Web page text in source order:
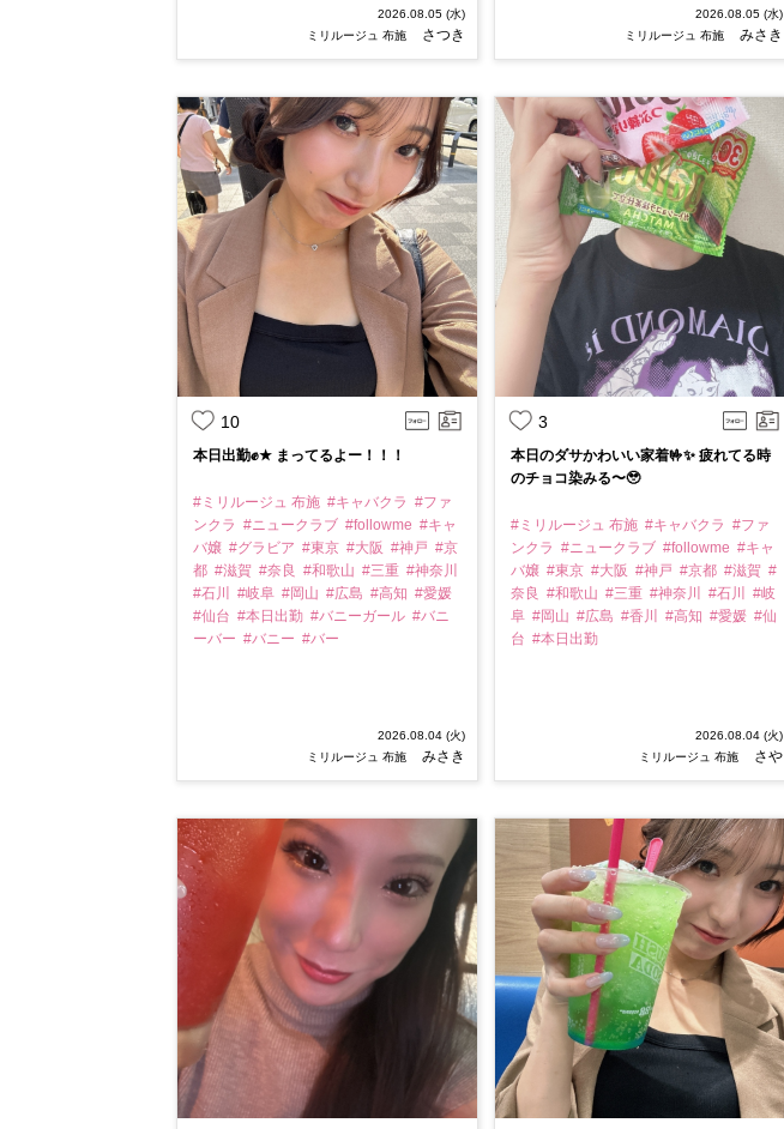
2026.08.05 (水)
ミリルージュ 布施
さつき
2026.08.05 (水)
ミリルージュ 布施
みさき
10
本日出勤✊★ まってるよー！！！
#ミリルージュ 布施 #キャバクラ #ファ
ンクラ #ニュークラブ #followme #キャ
バ嬢 #グラビア #東京 #大阪 #神戸 #京
都 #滋賀 #奈良 #和歌山 #三重 #神奈川
#石川
#岐阜 #岡山 #広島 #高知 #愛媛
#仙台 #本日出勤 #バニーガール #バニ
ーバー #バニー #バー
2026.08.04 (火)
ミリルージュ 布施
みさき
3
本日のダサかわいい家着🤟✨ 疲れてる時
のチョコ染みる〜🥹
#ミリルージュ 布施 #キャバクラ #ファ
ンクラ #ニュークラブ #followme #キャ
バ嬢 #東京 #大阪 #神戸 #京都 #滋賀 #
奈良 #和歌山 #三重 #神奈川 #石川
#岐
阜 #岡山 #広島 #香川 #高知 #愛媛 #仙
台 #本日出勤
2026.08.04 (火)
ミリルージュ 布施
さや